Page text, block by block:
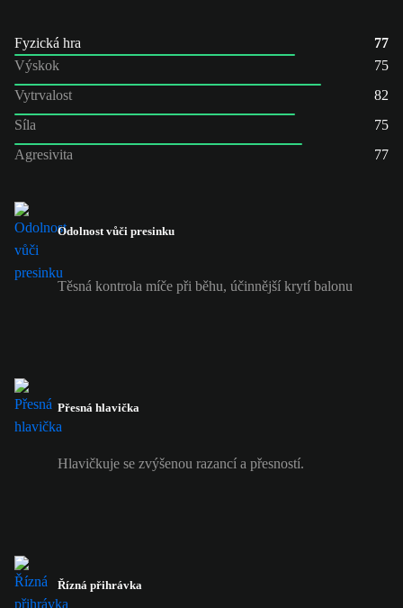
Fyzická hra
77
Výskok
75
Vytrvalost
82
Síla
75
Agresivita
77
Odolnost vůči presinku
Těsná kontrola míče při běhu, účinnější krytí balonu
Přesná hlavička
Hlavičkuje se zvýšenou razancí a přesností.
Řízná přihrávka